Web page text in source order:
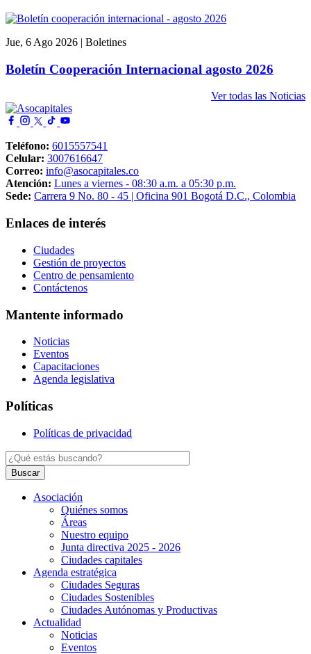
Jue, 6 Ago 2026 | Boletines
Boletín Cooperación Internacional agosto 2026
Ver todas las Noticias
Imagen
Teléfono: 6015557541
Celular: 3007616647
Correo: info@asocapitales.co
Atención: Lunes a viernes - 08:30 a.m. a 05:30 p.m.
Sede: Carrera 9 No. 80 - 45 | Oficina 901 Bogotá D.C., Colombia
Enlaces de interés
Ciudades
Gestión de proyectos
Centro de pensamiento
Contáctenos
Mantente informado
Noticias
Eventos
Capacitaciones
Agenda legislativa
Políticas
Políticas de privacidad
Buscar
Asociación
Quiénes somos
Áreas
Nuestro equipo
Junta directiva 2025 - 2026
Ciudades capitales
Agenda estratégica
Ciudades Seguras
Ciudades Sostenibles
Ciudades Autónomas y Productivas
Actualidad
Noticias
Eventos